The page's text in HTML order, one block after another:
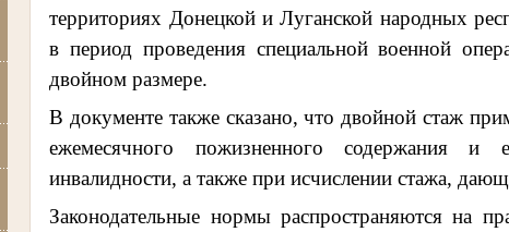
территориях Донецкой и Луганской народных
в период проведения специальной военной
двойном размере.
В документе также сказано, что двойной стаж
ежемесячного пожизненного содержания и
инвалидности, а также при исчислении стажа,
Законодательные нормы распространяются на